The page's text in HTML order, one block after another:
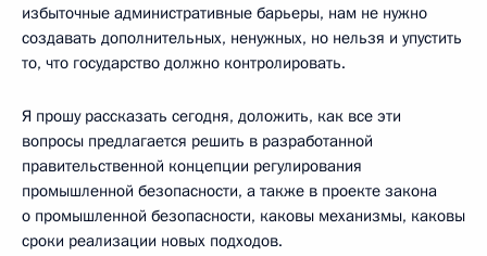
избыточные административные барьеры, нам не нужно
создавать дополнительных, ненужных, но нельзя и упустить
то, что государство должно контролировать.
Я прошу рассказать сегодня, доложить, как все эти
вопросы предлагается решить в разработанной
правительственной концепции регулирования
промышленной безопасности, а также в проекте закона
о промышленной безопасности, каковы механизмы, каковы
сроки реализации новых подходов.